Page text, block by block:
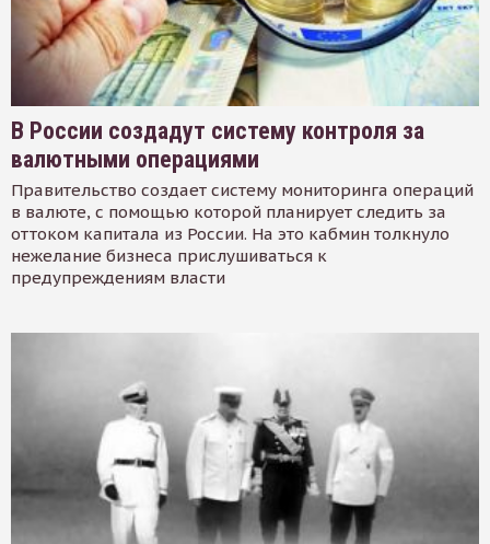
В России создадут систему контроля за
валютными операциями
Правительство создает систему мониторинга операций
в валюте, с помощью которой планирует следить за
оттоком капитала из России. На это кабмин толкнуло
нежелание бизнеса прислушиваться к
предупреждениям власти